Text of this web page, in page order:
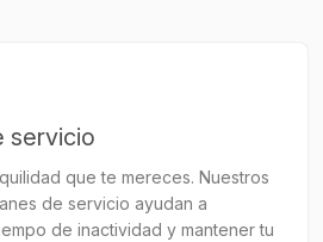
servicio
que te mereces. Nuestros
de servicio ayudan a
de inactividad y mantener tu